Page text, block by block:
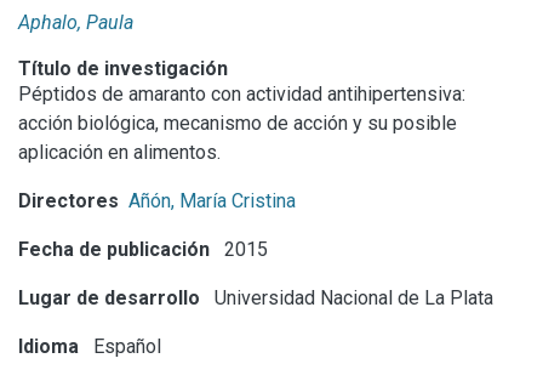
Aphalo, Paula
Título de investigación
Péptidos de amaranto con actividad antihipertensiva:
acción biológica, mecanismo de acción y su posible
aplicación en alimentos.
Directores Añón, María Cristina
Fecha de publicación 2015
Lugar de desarrollo Universidad Nacional de La Plata
Idioma Español